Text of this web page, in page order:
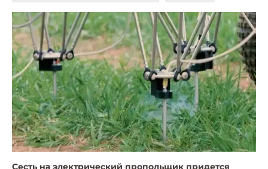
Сесть на электрический пропольщик придется